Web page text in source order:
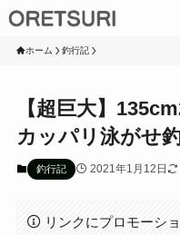
ホーム 釣行記
【超巨大】
カッパリ泳がせ
釣行記 2021年1月12日
リンクにプロモーシ